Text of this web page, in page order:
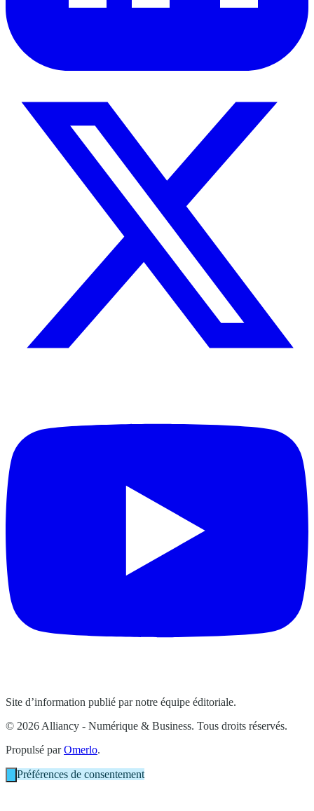
Site d’information publié par notre équipe éditoriale.
© 2026 Alliancy - Numérique & Business. Tous droits réservés.
Propulsé parOmerlo.
Préférences de consentement